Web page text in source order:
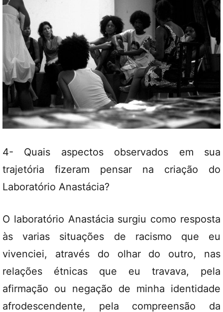
4- Quais aspectos observados em sua
trajetória fizeram pensar na criação do
Laboratório Anastácia?
O laboratório Anastácia surgiu como resposta
às varias situações de racismo que eu
vivenciei, através do olhar do outro, nas
relações étnicas que eu travava, pela
afirmação ou negação de minha identidade
afrodescendente, pela compreensão da